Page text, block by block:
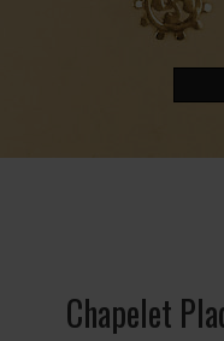
Chapelet